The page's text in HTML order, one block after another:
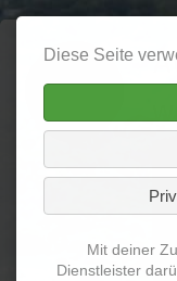
Diese Seite
Mit deiner
Dienstleister